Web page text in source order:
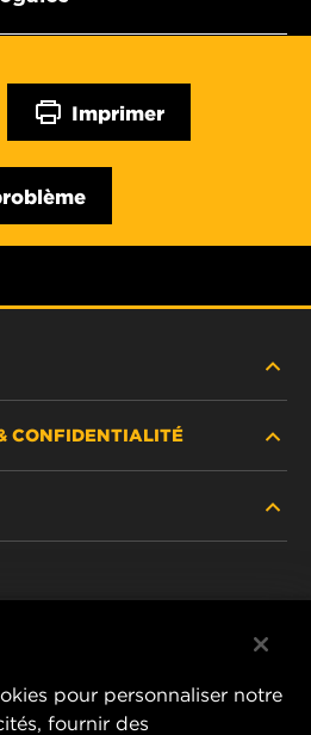
Imprimer
CONFIDENTIALITÉ
pour personnaliser notre
fournir des